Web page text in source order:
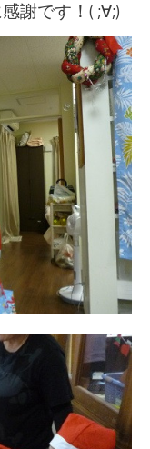
謝です！( ;∀;)